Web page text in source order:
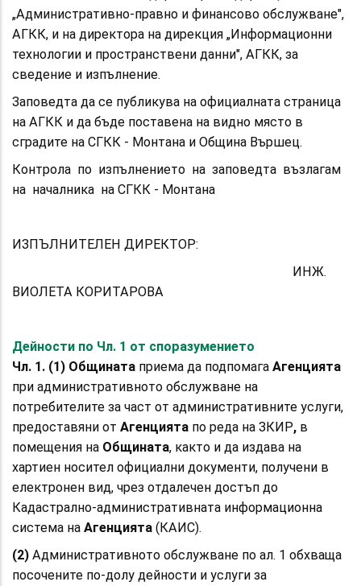
„Административно-правно и финансово обслужване",
АГКК, и на директора на дирекция „Информационни
технологии и пространствени данни", АГКК, за
сведение и изпълнение.
Заповедта да се публикува на официалната страница
на АГКК и да бъде поставена на видно място в
сградите на СГКК - Монтана и Община Вършец.
Контрола по изпълнението на заповедта възлагам
на началника на СГКК - Монтана
ИЗПЪЛНИТЕЛЕН ДИРЕКТОР:
ИНЖ.
ВИОЛЕТА КОРИТАРОВА
Дейности по Чл. 1 от споразумението
Чл. 1. (1) Общината приема да подпомага Агенцията
при административното обслужване на
потребителите за част от административните услуги,
предоставяни от Агенцията по реда на ЗКИР, в
помещения на Общината, както и да издава на
хартиен носител официални документи, получени в
електронен вид, чрез отдалечен достъп до
Кадастрално-административната информационна
система на Агенцията (КАИС).
(2) Административното обслужване по ал. 1 обхваща
посочените по-долу дейности и услуги за